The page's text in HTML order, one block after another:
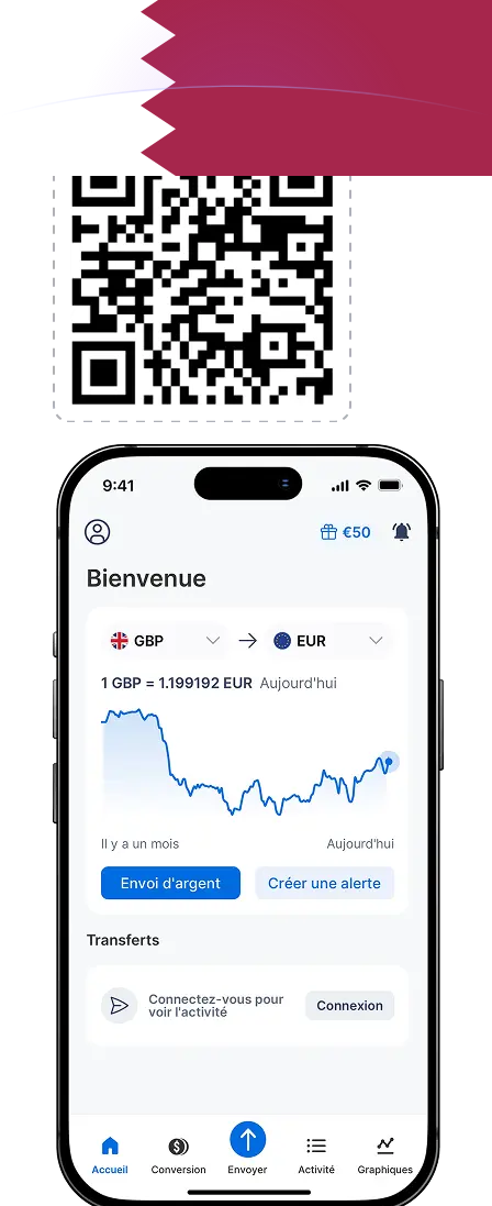
l'argent à l'étranger sans frais cachés. Téléchargez
l'application dès aujourd'hui !